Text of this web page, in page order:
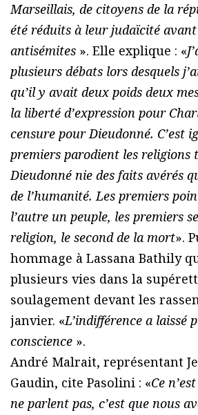
Marseillais, de citoyens de la
été réduits à leur judaïcité
antisémites ». Elle explique : «
plusieurs débats lors desquels
qu’il y avait deux poids deux
la liberté d’expression pour
censure pour Dieudonné. C’est
premiers parodient les religions
Dieudonné nie des faits avérés
de l’humanité. Les premiers
l’autre un peuple, les premiers
religion, le second de la mort».
hommage à Lassana Bathily
plusieurs vies dans la
soulagement devant les
janvier. «L’indifférence a laissé
conscience ».
André Malrait, représentant
Gaudin, cite Pasolini : «Ce
ne parlent pas, c’est que nous